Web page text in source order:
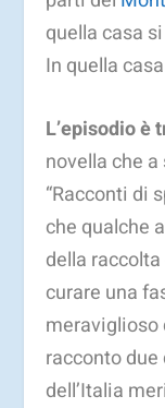
quella casa
In quella
L’episodio è
novella che
“Racconti di
che qualche
della
curare una
meraviglioso
racconto
dell’Italia